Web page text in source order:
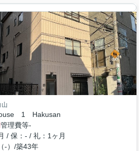
山
1 Hakusan
管理費等-
/ 保：- / 礼：1ヶ月
-）/築43年